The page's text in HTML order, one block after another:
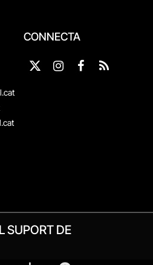
CONNECTA
X
Instagram
Facebook
RSS
SUPORT DE